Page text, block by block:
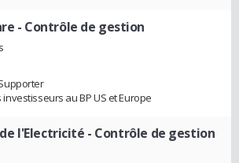
- Contrôle de gestion
au BP US et Europe
l'Electricité - Contrôle de gestion